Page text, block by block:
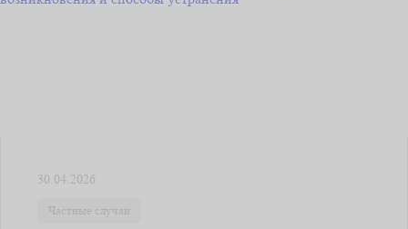
30.04.2026
Частные случаи